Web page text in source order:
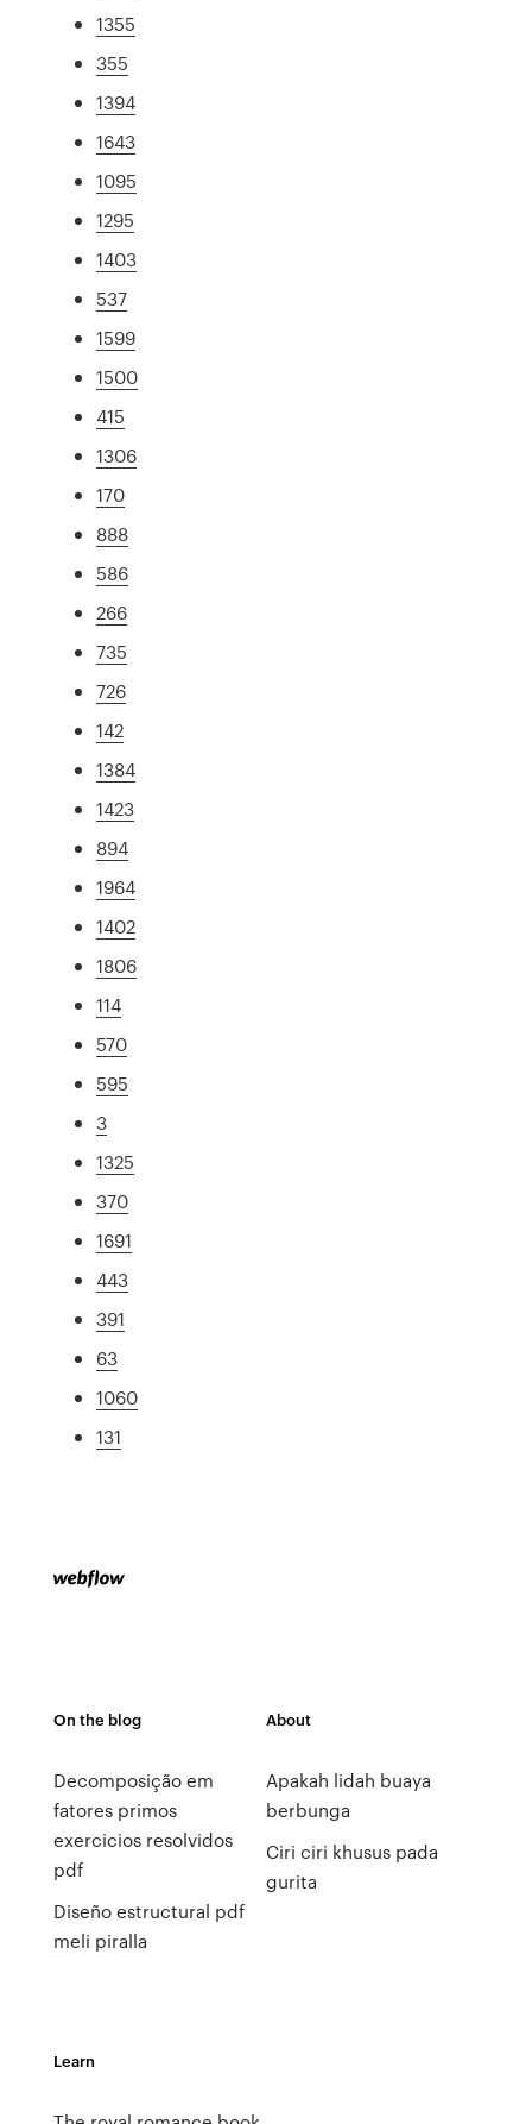
1355
355
1394
1643
1095
1295
1403
537
1599
1500
415
1306
170
888
586
266
735
726
142
1384
1423
894
1964
1402
1806
114
570
595
3
1325
370
1691
443
391
63
1060
131
On the blog
Decomposição em
fatores primos
exercicios resolvidos
pdf
Diseño estructural pdf
meli piralla
About
Apakah lidah buaya
berbunga
Ciri ciri khusus pada
gurita
Learn